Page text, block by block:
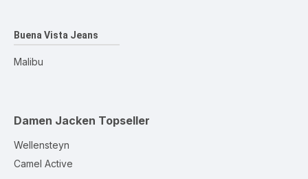
Buena Vista Jeans
Malibu
Damen Jacken Topseller
Wellensteyn
Camel Active